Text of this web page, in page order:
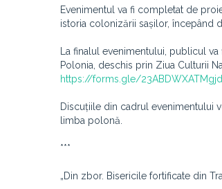
Evenimentul va fi completat de
istoria colonizării sașilor, începând
La finalul evenimentului, publicul
Polonia, deschis prin Ziua Culturii
https://forms.gle/
Discuțiile din cadrul evenimentului
limba polonă.
***
„Din zbor. Bisericile fortificate din